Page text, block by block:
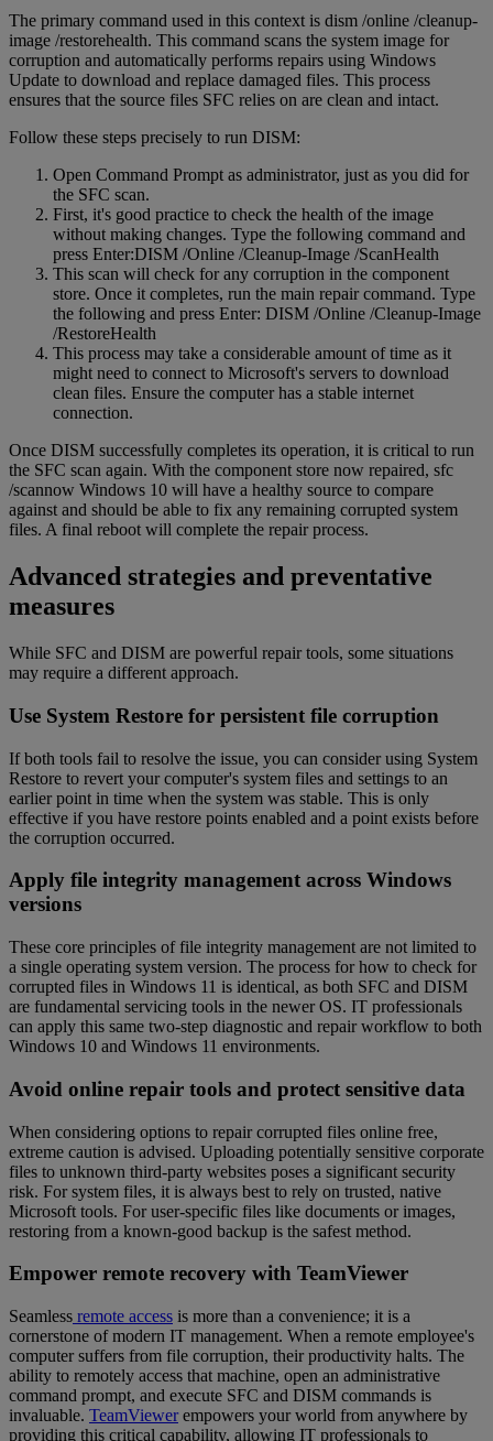
The primary command used in this context is dism /online /cleanup-
image /restorehealth. This command scans the system image for
corruption and automatically performs repairs using Windows
Update to download and replace damaged files. This process
ensures that the source files SFC relies on are clean and intact.
Follow these steps precisely to run DISM:
Open Command Prompt as administrator, just as you did for
the SFC scan.
First, it's good practice to check the health of the image
without making changes. Type the following command and
press Enter:DISM /Online /Cleanup-Image /ScanHealth
This scan will check for any corruption in the component
store. Once it completes, run the main repair command. Type
the following and press Enter: DISM /Online /Cleanup-Image
/RestoreHealth
This process may take a considerable amount of time as it
might need to connect to Microsoft's servers to download
clean files. Ensure the computer has a stable internet
connection.
Once DISM successfully completes its operation, it is critical to run
the SFC scan again. With the component store now repaired, sfc
/scannow Windows 10 will have a healthy source to compare
against and should be able to fix any remaining corrupted system
files. A final reboot will complete the repair process.
Advanced strategies and preventative
measures
While SFC and DISM are powerful repair tools, some situations
may require a different approach.
Use System Restore for persistent file corruption
If both tools fail to resolve the issue, you can consider using System
Restore to revert your computer's system files and settings to an
earlier point in time when the system was stable. This is only
effective if you have restore points enabled and a point exists before
the corruption occurred.
Apply file integrity management across Windows
versions
These core principles of file integrity management are not limited to
a single operating system version. The process for how to check for
corrupted files in Windows 11 is identical, as both SFC and DISM
are fundamental servicing tools in the newer OS. IT professionals
can apply this same two-step diagnostic and repair workflow to both
Windows 10 and Windows 11 environments.
Avoid online repair tools and protect sensitive data
When considering options to repair corrupted files online free,
extreme caution is advised. Uploading potentially sensitive corporate
files to unknown third-party websites poses a significant security
risk. For system files, it is always best to rely on trusted, native
Microsoft tools. For user-specific files like documents or images,
restoring from a known-good backup is the safest method.
Empower remote recovery with TeamViewer
Seamless remote access is more than a convenience; it is a
cornerstone of modern IT management. When a remote employee's
computer suffers from file corruption, their productivity halts. The
ability to remotely access that machine, open an administrative
command prompt, and execute SFC and DISM commands is
invaluable. TeamViewerempowers your world from anywhere by
providing this critical capability, allowing IT professionals to